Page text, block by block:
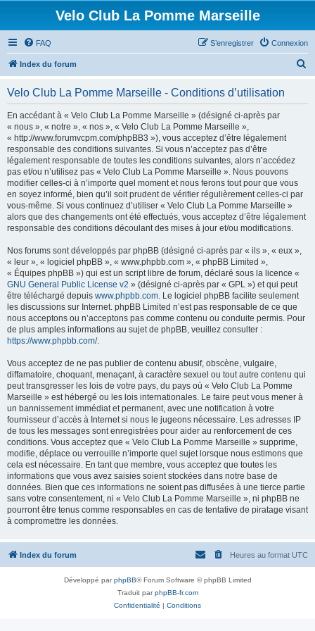
Velo Club La Pomme Marseille
FAQ Connexion
S’enregistrer
Index du forum
Velo Club La Pomme Marseille - Conditions d’utilisation
En accédant à « Velo Club La Pomme Marseille » (désigné ci-après par
« nous », « notre », « nos », « Velo Club La Pomme Marseille »,
« http://www.forumvcpm.com/phpBB3 »), vous acceptez d’être légalement
responsable des conditions suivantes. Si vous n’acceptez pas d’être
légalement responsable de toutes les conditions suivantes, alors n’accédez
pas et/ou n’utilisez pas « Velo Club La Pomme Marseille ». Nous pouvons
modifier celles-ci à n’importe quel moment et nous ferons tout pour que vous
en soyez informé, bien qu’il soit prudent de vérifier régulièrement celles-ci par
vous-même. Si vous continuez d’utiliser « Velo Club La Pomme Marseille »
alors que des changements ont été effectués, vous acceptez d’être légalement
responsable des conditions découlant des mises à jour et/ou modifications.
Nos forums sont développés par phpBB (désigné ci-après par « ils », « eux »,
« leur », « logiciel phpBB », « www.phpbb.com », « phpBB Limited »,
« Équipes phpBB ») qui est un script libre de forum, déclaré sous la licence «
GNU General Public License v2 » (désigné ci-après par « GPL ») et qui peut
être téléchargé depuis www.phpbb.com. Le logiciel phpBB facilite seulement
les discussions sur Internet. phpBB Limited n’est pas responsable de ce que
nous acceptons ou n’acceptons pas comme contenu ou conduite permis. Pour
de plus amples informations au sujet de phpBB, veuillez consulter :
https://www.phpbb.com/.
Vous acceptez de ne pas publier de contenu abusif, obscène, vulgaire,
diffamatoire, choquant, menaçant, à caractère sexuel ou tout autre contenu qui
peut transgresser les lois de votre pays, du pays où « Velo Club La Pomme
Marseille » est hébergé ou les lois internationales. Le faire peut vous mener à
un bannissement immédiat et permanent, avec une notification à votre
fournisseur d’accès à Internet si nous le jugeons nécessaire. Les adresses IP
de tous les messages sont enregistrées pour aider au renforcement de ces
conditions. Vous acceptez que « Velo Club La Pomme Marseille » supprime,
modifie, déplace ou verrouille n’importe quel sujet lorsque nous estimons que
cela est nécessaire. En tant que membre, vous acceptez que toutes les
informations que vous avez saisies soient stockées dans notre base de
données. Bien que ces informations ne soient pas diffusées à une tierce partie
sans votre consentement, ni « Velo Club La Pomme Marseille », ni phpBB ne
pourront être tenus comme responsables en cas de tentative de piratage visant
à compromettre les données.
Index du forum Heures au format UTC
Développé parphpBB® Forum Software © phpBB Limited
Traduit parphpBB-fr.com
Confidentialité | Conditions